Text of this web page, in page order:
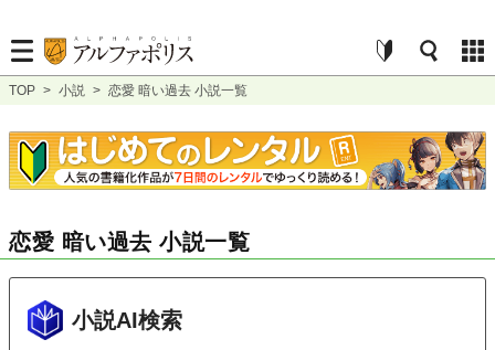
TOP > 小説 > 恋愛 暗い過去 小説一覧
恋愛 暗い過去 小説一覧
小説AI検索